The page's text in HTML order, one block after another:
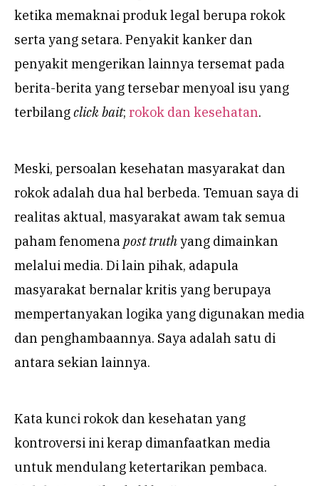
ketika memaknai produk legal berupa rokok
serta yang setara. Penyakit kanker dan
penyakit mengerikan lainnya tersemat pada
berita-berita yang tersebar menyoal isu yang
terbilangclick bait; rokok dan kesehatan.
Meski, persoalan kesehatan masyarakat dan
rokok adalah dua hal berbeda. Temuan saya di
realitas aktual, masyarakat awam tak semua
paham fenomenapost truthyang dimainkan
melalui media. Di lain pihak, adapula
masyarakat bernalar kritis yang berupaya
mempertanyakan logika yang digunakan media
dan penghambaannya. Saya adalah satu di
antara sekian lainnya.
Kata kunci rokok dan kesehatan yang
kontroversi ini kerap dimanfaatkan media
untuk mendulang ketertarikan pembaca.